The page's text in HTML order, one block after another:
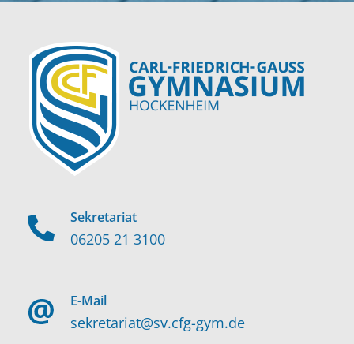
Sekretariat
06205 21 3100
E-Mail
sekretariat@sv.cfg-gym.de